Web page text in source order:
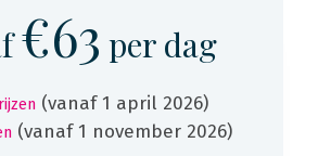
€63 per dag
(vanaf 1 april 2026)
(vanaf 1 november 2026)